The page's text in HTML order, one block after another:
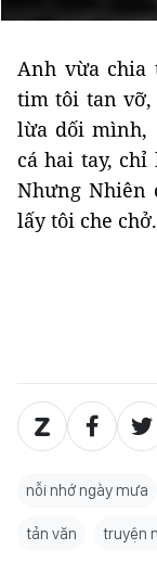
Anh vừa
tim tôi tan vỡ,
lừa dối mình,
cá hai tay,
Nhưng Nhiên
lấy tôi che chở.
nỗi nhớ ngày mưa
tản văn truyện